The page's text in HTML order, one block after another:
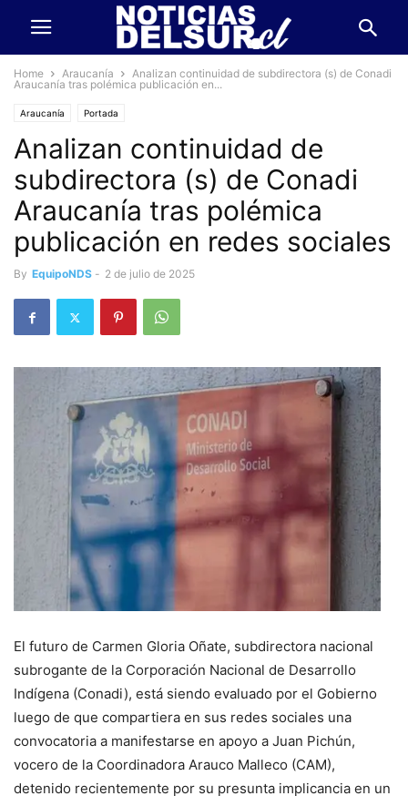
Home Araucanía
Analizan continuidad de subdirectora (s) de Conadi
Araucanía tras polémica publicación en...
Araucanía Portada
Analizan continuidad de
subdirectora (s) de Conadi
Araucanía tras polémica
publicación en redes sociales
By EquipoNDS - 2 de julio de 2025
El futuro de Carmen Gloria Oñate, subdirectora nacional
subrogante de la Corporación Nacional de Desarrollo
Indígena (Conadi), está siendo evaluado por el Gobierno
luego de que compartiera en sus redes sociales una
convocatoria a manifestarse en apoyo a Juan Pichún,
vocero de la Coordinadora Arauco Malleco (CAM),
detenido recientemente por su presunta implicancia en un